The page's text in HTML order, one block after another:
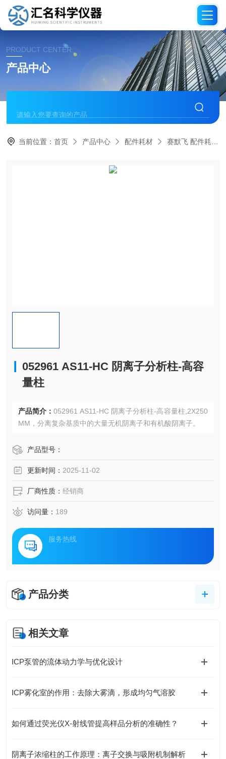
PRODUCT CENTER
产品中心
当前位置：首页 产品中心 配件耗材 赛默飞 配件耗材
052961 AS11-HC 阴离子分析柱-高容
量柱
产品简介： 052961 AS11-HC 阴离子分析柱-高容量柱,2X250
MM，分离复杂基质中的大量无机阴离子和有机酸阴离子。
产品型号：
更新时间： 2025-11-02
厂商性质： 经销商
访问量： 189
服务热线
产品分类
相关文章
ICP泵管的流体动力学与优化设计
ICP雾化室的作用：去除大雾滴，形成均匀气溶胶
如何通过荧光仪X-射线管提高样品分析的准确性？
阴离子浓缩柱的工作原理：离子交换与吸附机制解析